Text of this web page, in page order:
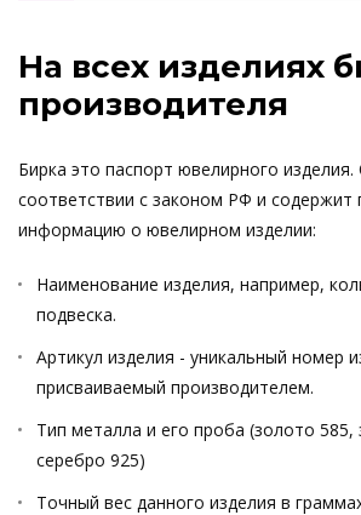
На всех изделиях
производителя
Бирка это паспорт ювелирного
соответствии с законом РФ и содержит
информацию о ювелирном изделии:
Наименование изделия, например,
подвеска.
Артикул изделия - уникальный номер
присваиваемый производителем.
Тип металла и его проба (золото 585,
серебро 925)
Точный вес данного изделия в